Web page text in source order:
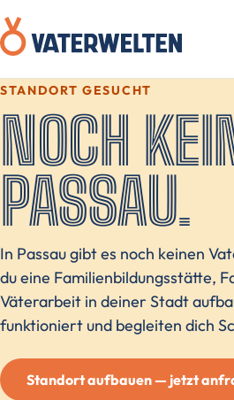
STANDORT GESUCHT
NOCH
PASSAU.
In Passau gibt es noch keinen
du eine Familienbildungsstätte,
Väterarbeit in deiner Stadt
funktioniert und begleiten dich
Standort aufbauen — jetzt